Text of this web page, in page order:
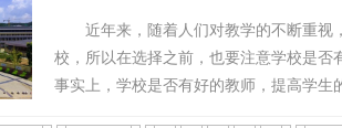
近年来，随着人们对教学的不断重视
校，所以在选择之前，也要注意学校是否
事实上，学校是否有好的教师，提高学